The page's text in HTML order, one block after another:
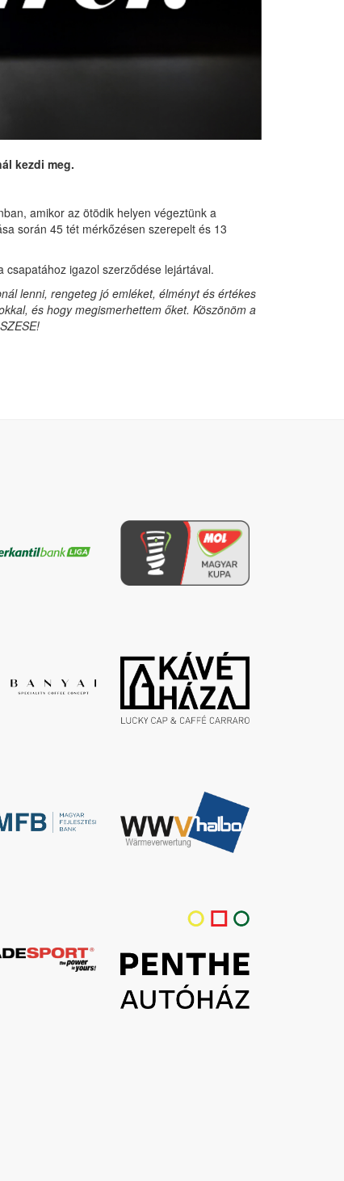
kezdi meg.
amikor az ötödik helyen végeztünk a
során 45 tét mérkőzésen szerepelt és 13
igazol szerződése lejártával.
lenni, rengeteg jó emléket, élményt és értékes
és hogy megismerhettem őket. Köszönöm a